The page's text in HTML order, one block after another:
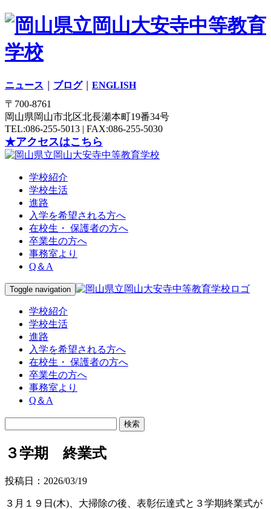
ニュース ブログ｜ ENGLISH
〒700-8761
岡山県岡山市北区北長瀬本町19番34号
TEL:086-255-5013 | FAX:086-255-5030
★アクセスはこちら
学校紹介
学校生活
進路
入学を希望される方へ
在校生・ 保護者の方へ
卒業生の方へ
事務室より
Q＆A
Toggle navigation
学校紹介
学校生活
進路
入学を希望される方へ
在校生・ 保護者の方へ
卒業生の方へ
事務室より
Q＆A
３学期 終業式
投稿日：2026/03/19
３月１９日(木)、大掃除の後、表彰伝達式と３学期終業式が